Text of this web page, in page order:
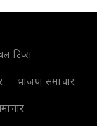
टिप्स
भाजपा समाचार